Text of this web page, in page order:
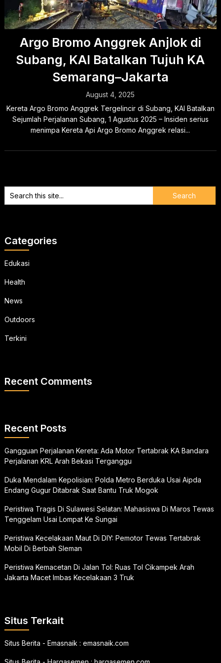
Argo Bromo Anggrek Anjlok di
Subang, KAI Batalkan Tujuh KA
Semarang–Jakarta
August 4, 2025
Kereta Argo Bromo Anggrek Tergelincir di Subang, KAI Batalkan
Sejumlah Perjalanan Subang, 1 Agustus 2025 – Insiden serius
menimpa Kereta Api Argo Bromo Anggrek relasi...
Categories
Edukasi
Health
News
Outdoors
Terkini
Recent Comments
Recent Posts
Gangguan Perjalanan Kereta: Ada Motor Tertabrak KA Bandara
Perjalanan KRL Arah Bekasi Terganggu
Duka Mendalam Kepolisian: Polda Metro Berduka Usai Aipda
Endang Gugur Ditabrak Saat Bantu Truk Mogok
Peristiwa Tragis Di Sulawesi Selatan: Mahasiswa Di Maros Tewas
Tenggelam Usai Lompat Ke Sungai
Peristiwa Kecelakaan Maut Di DIY: Pemotor Tewas Tertabrak
Mobil Di Berbah Sleman
Peristiwa Kemacetan Di Jalan Tol: Ruas Tol Cikampek Arah
Jakarta Macet Imbas Kecelakaan 3 Truk
Situs Terkait
Situs Berita - Emasnaik : emasnaik.com